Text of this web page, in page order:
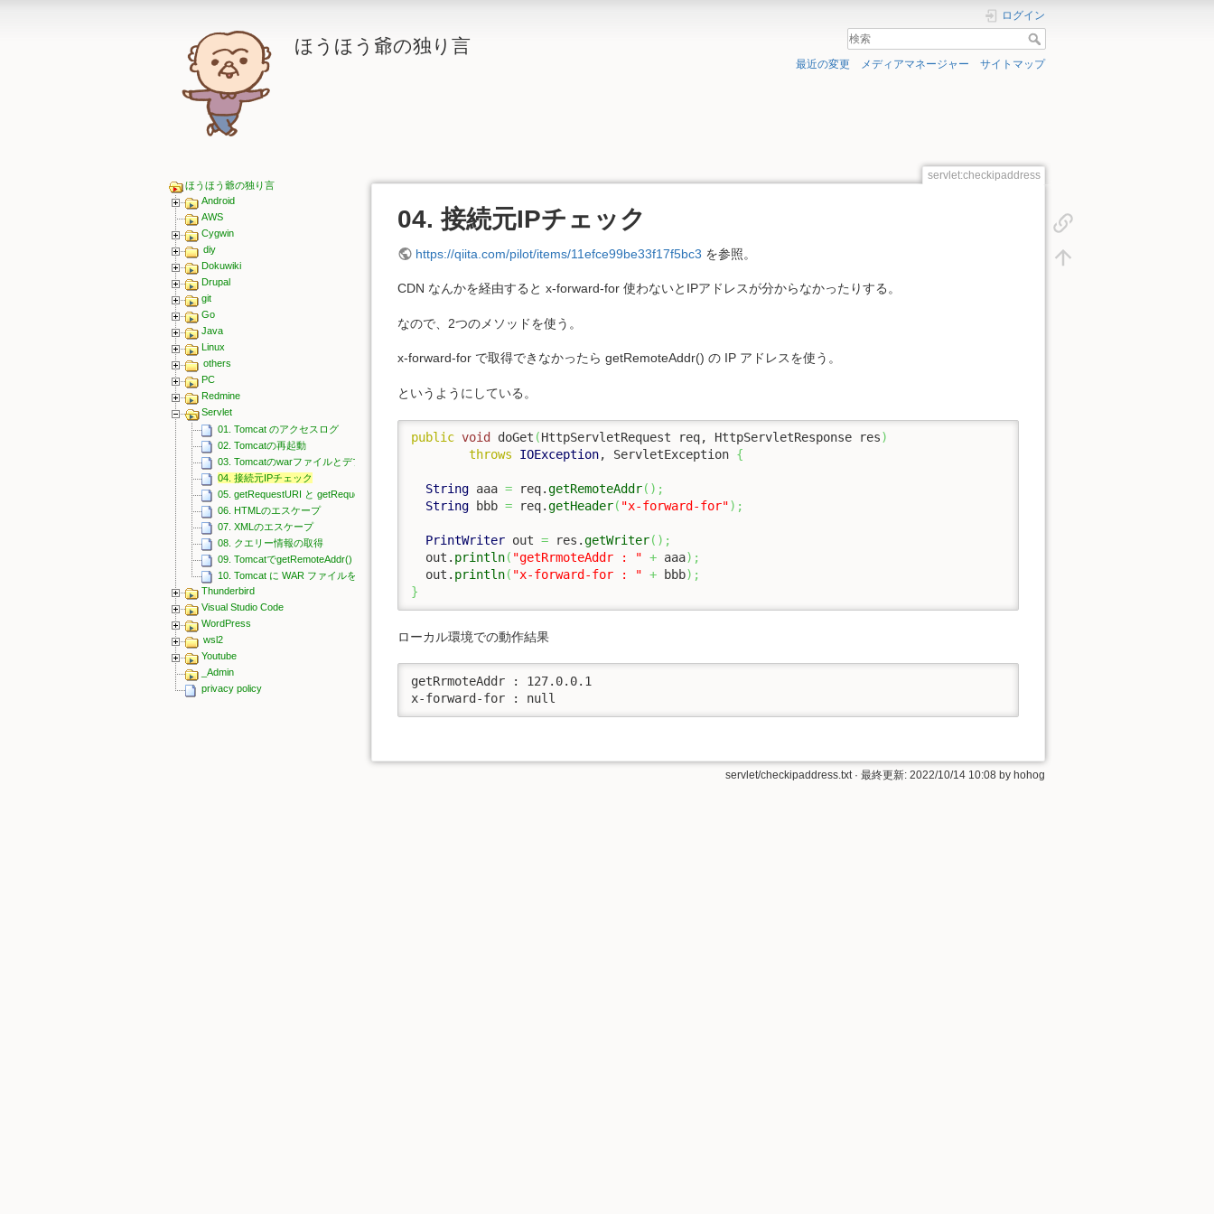
ほうほう爺の独り言
ログイン
最近の変更 メディアマネージャー サイトマップ
ほうほう爺の独り言
Android
AWS
Cygwin
diy
Dokuwiki
Drupal
git
Go
Java
Linux
others
PC
Redmine
Servlet
01. Tomcat のアクセスログ
02. Tomcatの再起動
03. Tomcatのwarファイルとデプロイと自動展開
04. 接続元IPチェック
05. getRequestURI と getRequestURL と getServletPath
06. HTMLのエスケープ
07. XMLのエスケープ
08. クエリー情報の取得
09. TomcatでgetRemoteAddr() が 0:0:0:0:0:0:0:1
10. Tomcat に WAR ファイルを使わずに デプロイ
Thunderbird
Visual Studio Code
WordPress
wsl2
Youtube
_Admin
privacy policy
servlet:checkipaddress
04. 接続元IPチェック
https://qiita.com/pilot/items/11efce99be33f17f5bc3 を参照。
CDN なんかを経由すると x-forward-for 使わないとIPアドレスが分からなかったりする。
なので、2つのメソッドを使う。
x-forward-for で取得できなかったら getRemoteAddr() の IP アドレスを使う。
というようにしている。
public void doGet (HttpServletRequest req, HttpServletResponse res)
throws
IOException, ServletException {
String aaa = req.getRemoteAddr( ) ;
String bbb = req.getHeader( "x-forward-for") ;
PrintWriter out = res.getWriter( ) ;
  out.
println( "getRrmoteAddr : " + aaa) ;
  out.
println( "x-forward-for : " + bbb) ;
}
ローカル環境での動作結果
getRrmoteAddr : 127.0.0.1
servlet/checkipaddress.txt · 最終更新: 2022/10/14 10:08 by hohog